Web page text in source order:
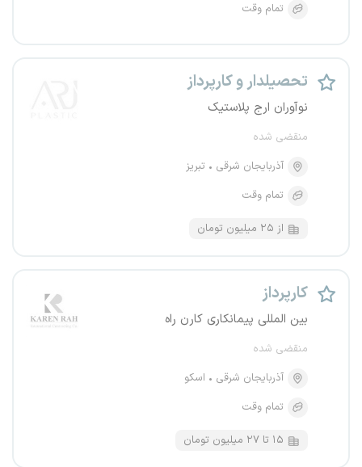
تمام وقت
تحصیلدار و کارپرداز
نوآوران ارج پلاستیک
منقضی شده
آذربایجان شرقی
تبریز
تمام وقت
از ۲۵ میلیون تومان
کارپرداز
بین المللی پیمانکاری کارن راه
منقضی شده
آذربایجان شرقی
اسکو
تمام وقت
۱۵ تا ۲۷ میلیون تومان